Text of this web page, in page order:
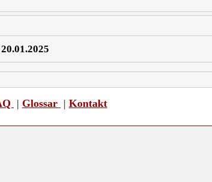
| Glossar | Kontakt